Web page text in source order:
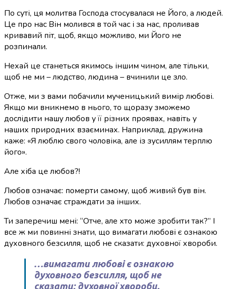
По суті, ця молитва Господа стосувалася не Його, а людей.
Це про нас Він молився в той час і за нас, проливав
кривавий піт, щоб, якщо можливо, ми Його не
розпинали.
Нехай це станеться якимось іншим чином, але тільки,
щоб не ми – людство, людина – вчинили це зло.
Отже, ми з вами побачили мученицький вимір любові.
Якщо ми вникнемо в нього, то щоразу зможемо
дослідити нашу любов у її різних проявах, навіть у
наших природних взаєминах. Наприклад, дружина
каже: «Я люблю свого чоловіка, але із зусиллям терплю
його».
Але хіба це любов?!
Любов означає: померти самому, щоб живий був він.
Любов означає страждати за інших.
Ти заперечиш мені: “Отче, але хто може зробити так?” І
все ж ми повинні знати, що вимагати любові є ознакою
духовного безсилля, щоб не сказати: духовної хвороби.
…вимагати любові є ознакою
духовного безсилля, щоб не
сказати: духовної хвороби.